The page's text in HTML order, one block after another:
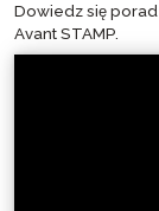
Dowiedz się
Avant STAMP.